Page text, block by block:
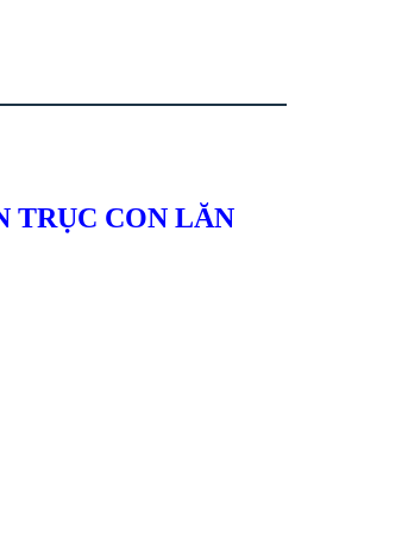
TRỤC CON LĂN